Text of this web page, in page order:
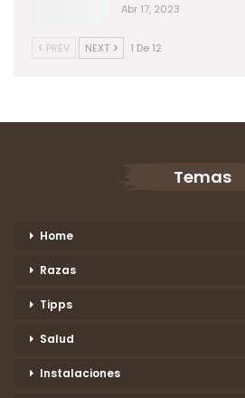
Abr 17, 2023
PREV NEXT 1 De 12
Temas
Home
Razas
Tipps
Salud
Instalaciones